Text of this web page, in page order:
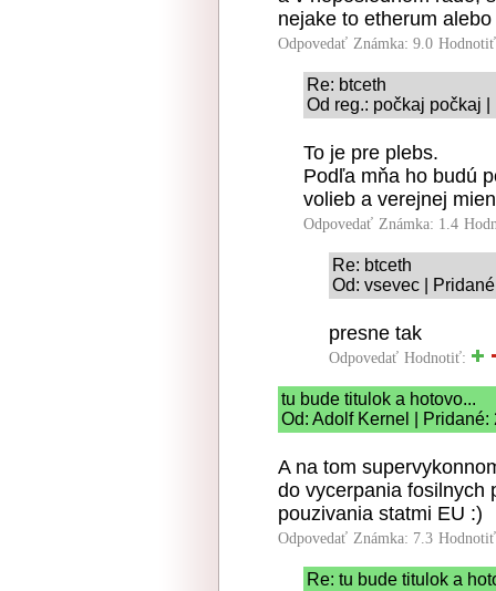
nejake to etherum
Odpovedať Známka: 9.0
Re: btceth
Od reg.: počkaj počkaj
To je pre plebs.
Podľa mňa ho budú
volieb a verejnej
Odpovedať Známka: 1.4
Re: btceth
Od: vsevec |
presne tak
Odpovedať Hodnotiť:
tu bude titulok a hotovo...
Od: Adolf Kernel | Pridané:
A na tom
do vycerpania fosilnych
pouzivania statmi EU :)
Odpovedať Známka: 7.3
Re: tu bude titulok a